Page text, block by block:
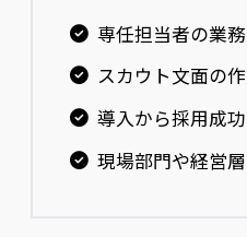
専任担当者の業
スカウト文面の
導入から採用成
現場部門や経営